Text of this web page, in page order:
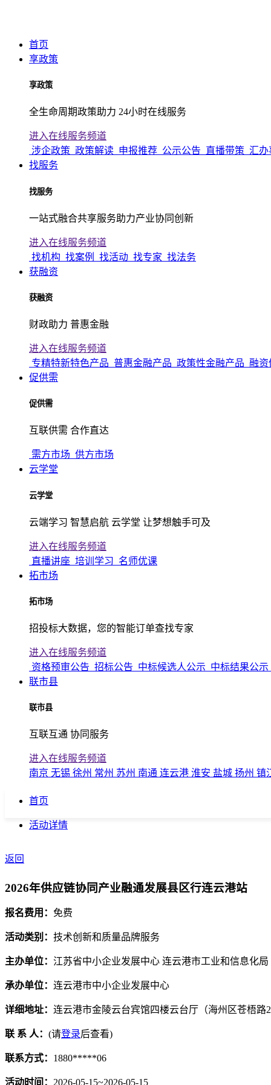
首页
享政策
享政策
全生命周期政策助力 24小时在线服务
进入在线服务频道
涉企政策 政策解读 申报推荐 公示公告 直播带策 汇办
找服务
找服务
一站式融合共享服务助力产业协同创新
进入在线服务频道
找机构 找案例 找活动 找专家 找法务
获融资
获融资
财政助力 普惠金融
进入在线服务频道
专精特新特色产品 普惠金融产品 政策性金融产品 融资
促供需
促供需
互联供需 合作直达
需方市场 供方市场
云学堂
云学堂
云端学习 智慧启航 云学堂 让梦想触手可及
进入在线服务频道
直播讲座 培训学习 名师优课
拓市场
拓市场
招投标大数据，您的智能订单查找专家
进入在线服务频道
资格预审公告 招标公告 中标候选人公示 中标结果公示
联市县
联市县
互联互通 协同服务
进入在线服务频道
南京 无锡 徐州 常州 苏州 南通 连云港 淮安 盐城 扬州 镇
首页
活动详情
返回
2026年供应链协同产业融通发展县区行连云港站
报名费用： 免费
活动类别： 技术创新和质量品牌服务
主办单位： 江苏省中小企业发展中心 连云港市工业和信息化局
承办单位： 连云港市中小企业发展中心
详细地址： 连云港市金陵云台宾馆四楼云台厅（海州区苍梧路
联 系 人： (请登录后查看)
联系方式： 1880*****06
活动时间： 2026-05-15~2026-05-15